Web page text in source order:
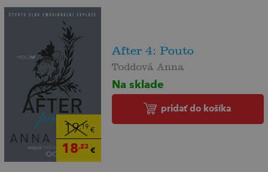
19,19 €
18,23€
After 4: Pouto
Toddová Anna
Na sklade
pridať do košíka